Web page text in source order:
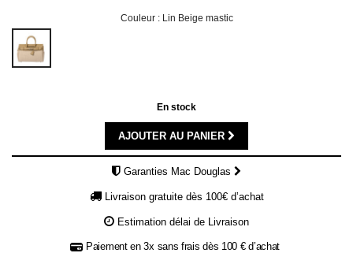
Couleur : Lin Beige mastic
En stock
AJOUTER AU PANIER
Garanties Mac Douglas
Livraison gratuite dès 100€ d’achat
Estimation délai de Livraison
Paiement en 3x sans frais dès 100 € d’achat